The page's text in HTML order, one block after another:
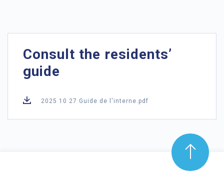
Consult the residents’
guide
2025 10 27 Guide de l'interne.pdf